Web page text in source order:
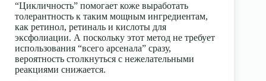
“Цикличность” помогает коже выработать
толерантность к таким мощным ингредиентам,
как ретинол, ретиналь и кислоты для
эксфолиации. А поскольку этот метод не требует
использования “всего арсенала” сразу,
вероятность столкнуться с нежелательными
реакциями снижается.